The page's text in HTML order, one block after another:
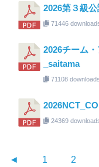
2026第３級
71446
2026チーム
_saitama
71108
24369
◄ 1 2